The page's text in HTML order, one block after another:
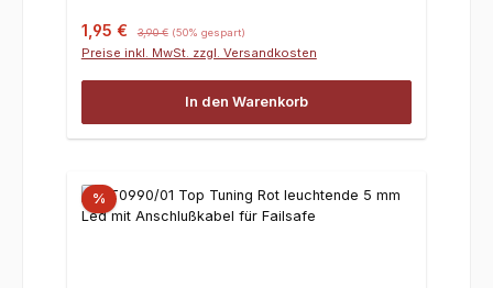
Verkaufspreis:
1,95 € 3,90 € (50% gespart)
Preise inkl. MwSt. zzgl. Versandkosten
In den Warenkorb
%